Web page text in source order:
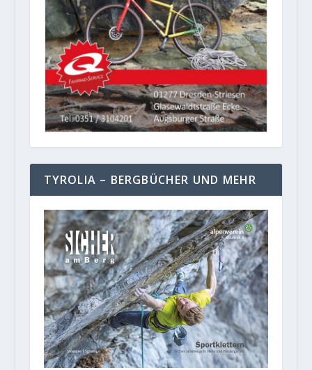
TYROLIA – BERGBÜCHER UND MEHR